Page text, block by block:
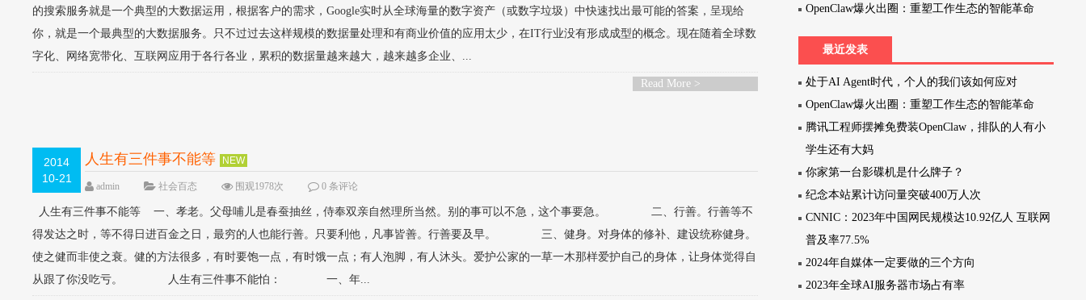
的搜索服务就是一个典型的大数据运用，根据客户的需求，Google实时从全球海量的数字资产（或数字垃圾）中快速找出最可能的答案，呈现给
你，就是一个最典型的大数据服务。只不过过去这样规模的数据量处理和有商业价值的应用太少，在IT行业没有形成成型的概念。现在随着全球数
字化、网络宽带化、互联网应用于各行各业，累积的数据量越来越大，越来越多企业、...
Read More >
2014
10-21
人生有三件事不能等 NEW
admin 社会百态 围观1978次 0 条评论
人生有三件事不能等 一、孝老。父母哺儿是春蚕抽丝，侍奉双亲自然理所当然。别的事可以不急，这个事要急。 二、行善。行善等不
得发达之时，等不得日进百金之日，最穷的人也能行善。只要利他，凡事皆善。行善要及早。 三、健身。对身体的修补、建设统称健身。
使之健而非使之衰。健的方法很多，有时要饱一点，有时饿一点；有人泡脚，有人沐头。爱护公家的一草一木那样爱护自己的身体，让身体觉得自
从跟了你没吃亏。 人生有三件事不能怕： 一、年...
OpenClaw爆火出圈：重塑工作生态的智能革命
最近发表
处于AI Agent时代，个人的我们该如何应对
OpenClaw爆火出圈：重塑工作生态的智能革命
腾讯工程师摆摊免费装OpenClaw，排队的人有小
学生还有大妈
你家第一台影碟机是什么牌子？
纪念本站累计访问量突破400万人次
CNNIC：2023年中国网民规模达10.92亿人 互联网
普及率77.5%
2024年自媒体一定要做的三个方向
2023年全球AI服务器市场占有率